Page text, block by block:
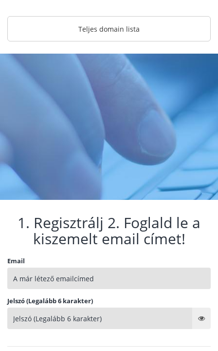
Teljes domain lista
1. Regisztrálj 2. Foglald le a
kiszemelt email címet!
Email
Jelszó (Legalább 6 karakter)